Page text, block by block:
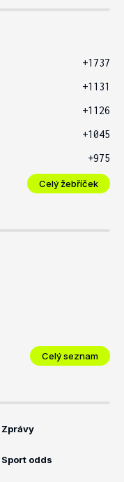
+1737
+1131
+1126
+1045
+975
Celý žebříček
Celý seznam
Zprávy
Sport odds